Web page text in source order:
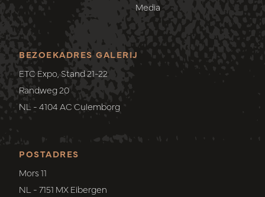
Media
POSTADRES
Mors 11
NL - 7151 MX Eibergen
BEZOEKADRES GALERIJ
ETC Expo, Stand 21-22
Randweg 20
NL - 4104 AC Culemborg